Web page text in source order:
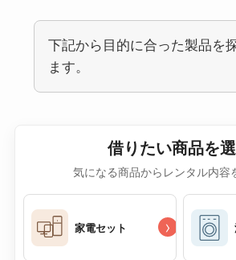
下記から目的に合った製品を
ます。
借りたい商品を
気になる商品からレンタル内容
家電セット ›